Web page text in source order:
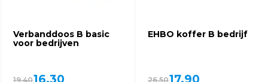
Verbanddoos B basic
voor bedrijven
19,40
EHBO koffer B bedrijf
26,50